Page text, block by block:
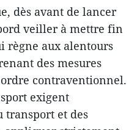
dès avant de lancer
veiller à mettre fin
règne aux alentours
des mesures
contraventionnel.
exigent
transport et des